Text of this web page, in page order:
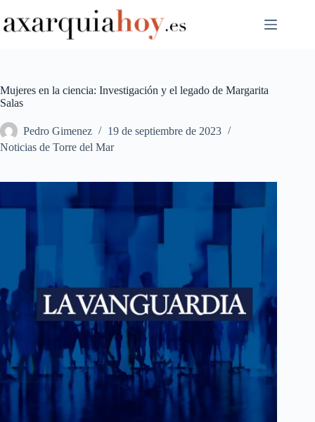
al
contenido
Mujeres en la ciencia: Investigación y el legado de Margarita
Salas
Pedro Gimenez
19 de septiembre de 2023
Noticias de Torre del Mar